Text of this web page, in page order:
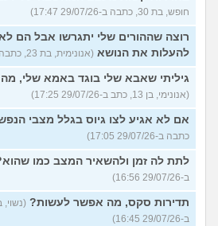
חופש, בת 30, כתבה ב-29/07/26 17:47)
רוצה שההורים שלי יתגרשו אבל הם
להעלות את הנושא (אנונימית, בת 23, כתבה ב-29/07/26 17:36)
גיליתי שאבא שלי בוגד באמא שלי,
(אנונימי, בן 13, כתב ב-29/07/26 17:25)
אם לא אגיע לצו גיוס בגלל מצבי
כתבה ב-29/07/26 17:05)
לתת לה זמן ולהשאיר המצב כמו
ב-29/07/26 16:56)
תדירות סקס, מה אפשר לעשות?
ב-29/07/26 16:45)